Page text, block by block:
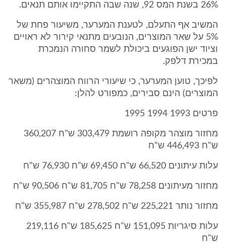
26% בשנת המס 92, שנה שבה התקיימו אותם תנאים.
המשיב אף התעלם, לטענת המערער, משיעור פחת של
5% על שאר המוצרים, הנובעים מתנאי קירור לא ראויים
וציוד ישן הפוגעים ביכולת לשמר סחורה הנמכרת
במכירת דלפק.
לפיכך, טוען המערער, כי שיעורי הרווח המוצהרים (משאר
המוצרים) הינם סבירים, כמפורט להלן:
פרטים 1993 1994 1995
מחזור מוצהר מקופה רושמת 303,479 ש"ח 360,207
ש"ח 446,493 ש"ח
עלות עיתונים 66,520 ש"ח 69,450 ש"ח 76,930 ש"ח
מחזור מעיתונים 78,258 ש"ח 81,705 ש"ח 90,506 ש"ח
מחזור נותר 225,221 ש"ח 278,502 ש"ח 355,987 ש"ח
עלות סיגריות 151,095 ש"ח 185,625 ש"ח 219,116
ש"ח